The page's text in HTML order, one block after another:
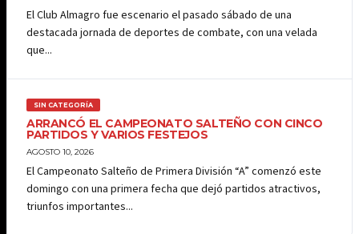
El Club Almagro fue escenario el pasado sábado de una
destacada jornada de deportes de combate, con una velada
que...
SIN CATEGORÍA
ARRANCÓ EL CAMPEONATO SALTEÑO CON CINCO
PARTIDOS Y VARIOS FESTEJOS
AGOSTO 10, 2026
El Campeonato Salteño de Primera División “A” comenzó este
domingo con una primera fecha que dejó partidos atractivos,
triunfos importantes...